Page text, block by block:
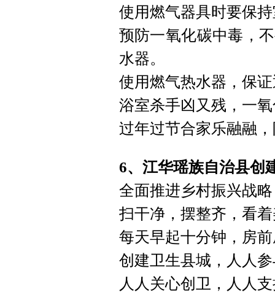
使用燃气器具时要保
预防一氧化碳中毒，
水器。
使用燃气热水器，保
浴室杀手凶又残，一
过年过节合家乐融融
6、江华瑶族自治县创
全面推进乡村振兴战
扫干净，摆整齐，看
每天早起十分钟，房
创建卫生县城，人人
人人关心创卫，人人